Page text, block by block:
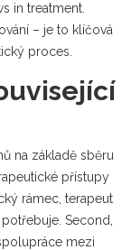
in treatment.
– je to klíčová
proces.
na základě sběru
přístupy
rámec, terapeut
Second,
mezi